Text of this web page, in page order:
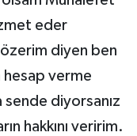
eder
diyen ben
verme
sende diyorsanız
hakkını veririm.